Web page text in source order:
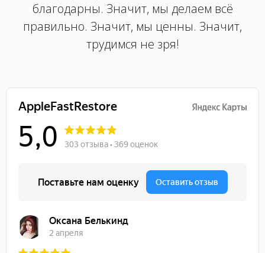
благодарны. Значит, мы делаем всё
правильно. Значит, мы ценны. Значит,
трудимся не зря!